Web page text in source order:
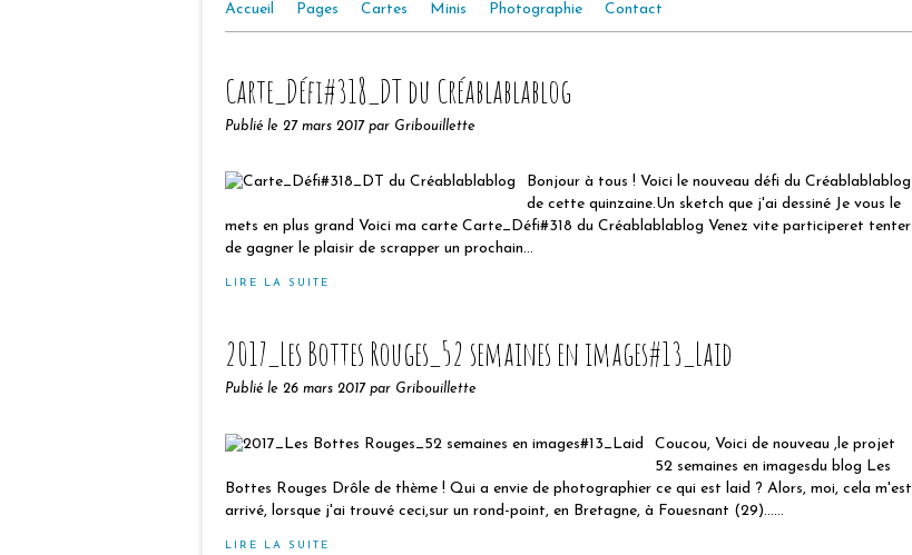
Accueil Pages Cartes Minis Photographie Contact
Carte_Défi#318_DT du Créablablablog
Publié le 27 mars 2017 par Gribouillette
Bonjour à tous ! Voici le nouveau défi du Créablablablog
de cette quinzaine.Un sketch que j'ai dessiné Je vous le
mets en plus grand Voici ma carte Carte_Défi#318 du Créablablablog Venez vite participeret tenter
de gagner le plaisir de scrapper un prochain...
LIRE LA SUITE
2017_Les Bottes Rouges_52 semaines en images#13_Laid
Publié le 26 mars 2017 par Gribouillette
Coucou, Voici de nouveau ,le projet
52 semaines en imagesdu blog Les
Bottes Rouges Drôle de thème ! Qui a envie de photographier ce qui est laid ? Alors, moi, cela m'est
arrivé, lorsque j'ai trouvé ceci,sur un rond-point, en Bretagne, à Fouesnant (29)......
LIRE LA SUITE